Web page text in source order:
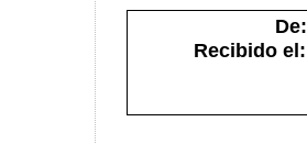
De:
Recibido el: